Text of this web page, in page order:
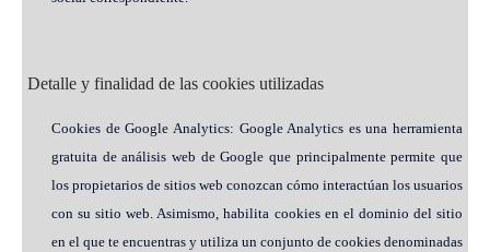
Detalle y finalidad de las cookies utilizadas
Cookies de Google Analytics: Google Analytics es una herramienta
gratuita de análisis web de Google que principalmente permite que
los propietarios de sitios web conozcan cómo interactúan los usuarios
con su sitio web. Asimismo, habilita cookies en el dominio del sitio
en el que te encuentras y utiliza un conjunto de cookies denominadas